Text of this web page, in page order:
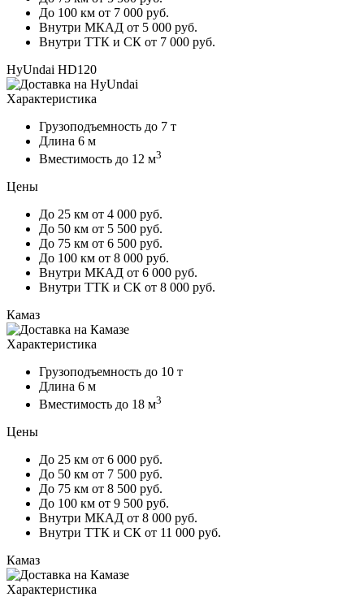
До 100 км от 7 000 руб.
Внутри МКАД от 5 000 руб.
Внутри ТТК и СК от 7 000 руб.
HyUndai HD120
Характеристика
Грузоподъемность до 7 т
Длина 6 м
Вместимость до 12 м3
Цены
До 25 км от 4 000 руб.
До 50 км от 5 500 руб.
До 75 км от 6 500 руб.
До 100 км от 8 000 руб.
Внутри МКАД от 6 000 руб.
Внутри ТТК и СК от 8 000 руб.
Камаз
Характеристика
Грузоподъемность до 10 т
Длина 6 м
Вместимость до 18 м3
Цены
До 25 км от 6 000 руб.
До 50 км от 7 500 руб.
До 75 км от 8 500 руб.
До 100 км от 9 500 руб.
Внутри МКАД от 8 000 руб.
Внутри ТТК и СК от 11 000 руб.
Камаз
Характеристика